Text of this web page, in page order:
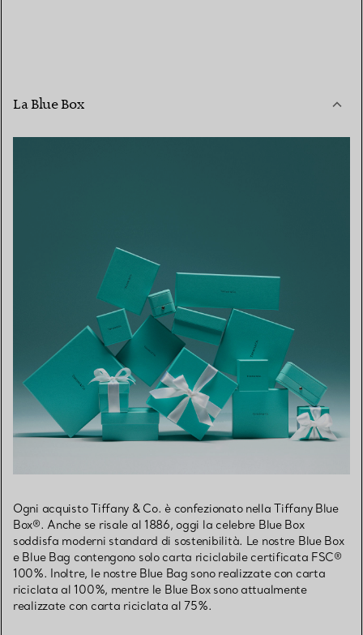
La Blue Box
Ogni acquisto Tiffany & Co. è confezionato nella Tiffany Blue
Box®. Anche se risale al 1886, oggi la celebre Blue Box
soddisfa moderni standard di sostenibilità. Le nostre Blue Box
e Blue Bag contengono solo carta riciclabile certificata FSC®
100%. Inoltre, le nostre Blue Bag sono realizzate con carta
riciclata al 100%, mentre le Blue Box sono attualmente
realizzate con carta riciclata al 75%.